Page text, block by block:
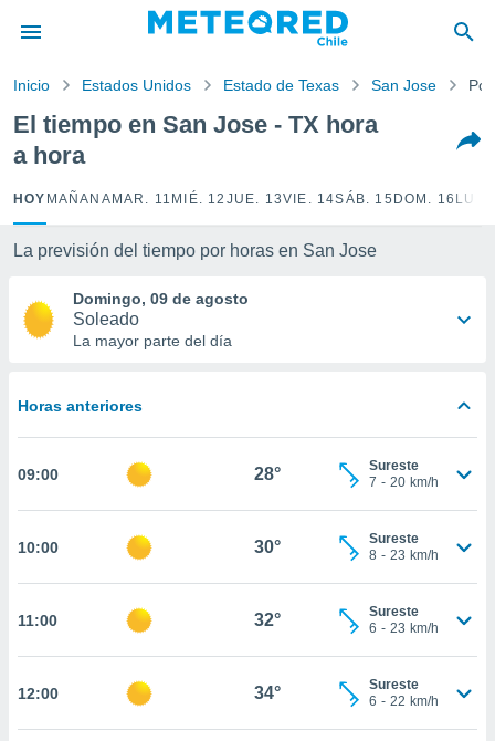
por
para
la
calidad.
a este
las
y
forma
basada
permite
coste.
botón
a la
todas
ya sean
CONTINUAR
Inicio Estados Unidos Estado de Texas San Jose
El tiempo en San Jose - TX hora
a hora
HOY MAÑANA MAR. 11 MIÉ. 12 JUE. 13VIE. 14SÁB. 15 DOM. 16
La previsión del tiempo por horas en San Jose
Domingo, 09 de agosto
Soleado
La mayor parte del día
Horas anteriores
09:00 28°
Sureste
7 - 20 km/h
10:00 30°
Sureste
8 - 23 km/h
11:00 32°
Sureste
6 - 23 km/h
12:00 34°
Sureste
6 - 22 km/h